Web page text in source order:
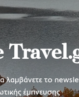
λαμβάνετε το
έμπνευσης